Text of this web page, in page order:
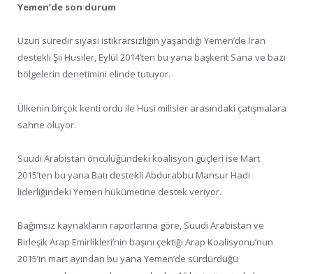
Yemen’de son durum
Uzun süredir siyasi istikrarsızlığın yaşandığı Yemen’de İran
destekli Şii Husiler, Eylül 2014’ten bu yana başkent Sana ve bazı
bölgelerin denetimini elinde tutuyor.
Ülkenin birçok kenti ordu ile Husi milisler arasındaki çatışmalara
sahne oluyor.
Suudi Arabistan öncülüğündeki koalisyon güçleri ise Mart
2015’ten bu yana Batı destekli Abdurabbu Mansur Hadi
liderliğindeki Yemen hükümetine destek veriyor.
Bağımsız kaynakların raporlarına göre, Suudi Arabistan ve
Birleşik Arap Emirlikleri’nin başını çektiği Arap Koalisyonu’nun
2015’in mart ayından bu yana Yemen’de sürdürdüğü